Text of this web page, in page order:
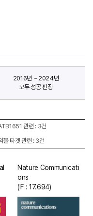
2016년 ~ 2024년
모두 성공 판정
관련 : 3건
물 타겟 관련 : 3건
Nature Communicati
ons
(IF : 17.694)